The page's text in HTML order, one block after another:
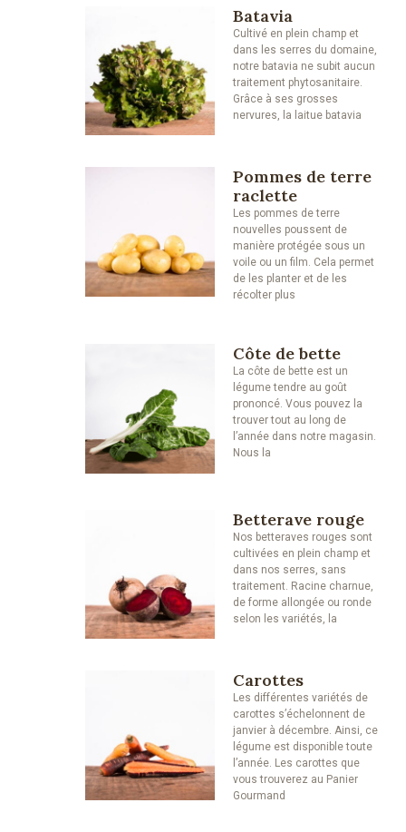
Batavia
Cultivé en plein champ et
dans les serres du domaine,
notre batavia ne subit aucun
traitement phytosanitaire.
Grâce à ses grosses
nervures, la laitue batavia
Pommes de terre
raclette
Les pommes de terre
nouvelles poussent de
manière protégée sous un
voile ou un film. Cela permet
de les planter et de les
récolter plus
Côte de bette
La côte de bette est un
légume tendre au goût
prononcé. Vous pouvez la
trouver tout au long de
l’année dans notre magasin.
Nous la
Betterave rouge
Nos betteraves rouges sont
cultivées en plein champ et
dans nos serres, sans
traitement. Racine charnue,
de forme allongée ou ronde
selon les variétés, la
Carottes
Les différentes variétés de
carottes s’échelonnent de
janvier à décembre. Ainsi, ce
légume est disponible toute
l’année. Les carottes que
vous trouverez au Panier
Gourmand